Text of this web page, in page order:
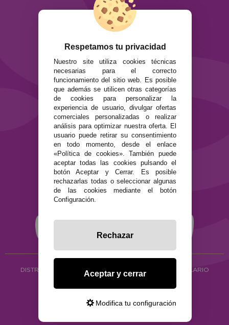
Info
ATENCIÓN AL CLIENTE
Formas de pago
Preguntas Frecuentes
Contacto
SEGURIDAD Y PRIVACIDAD
Términos y condiciones de uso
Política de privacidad
Política de cookies
DISTRIBUCIÓN ALIMENTACIÓN ECOLÓGICA Y HERBOLARIO
Respetamos tu privacidad
Nuestro site utiliza cookies técnicas
necesarias para el correcto
funcionamiento del sitio web. Es posible
que además se utilicen otras categorías
de cookies para personalizar la
experiencia de usuario, divulgar ofertas
comerciales personalizadas o realizar
análisis para optimizar nuestra oferta. El
usuario puede retirar su consentimiento
en todo momento, desde el enlace
«Política de cookies». También puede
aceptar todas las cookies pulsando el
botón Aceptar y Cerrar. Es posible
rechazarlas todas o seleccionar algunas
de las cookies mediante el botón
Configuración.
Rechazar
Aceptar y cerrar
Modifica tu configuración